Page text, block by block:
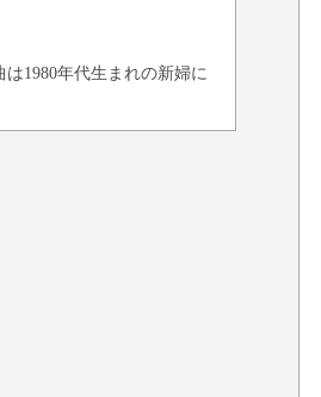
1980年代生まれの新婦に